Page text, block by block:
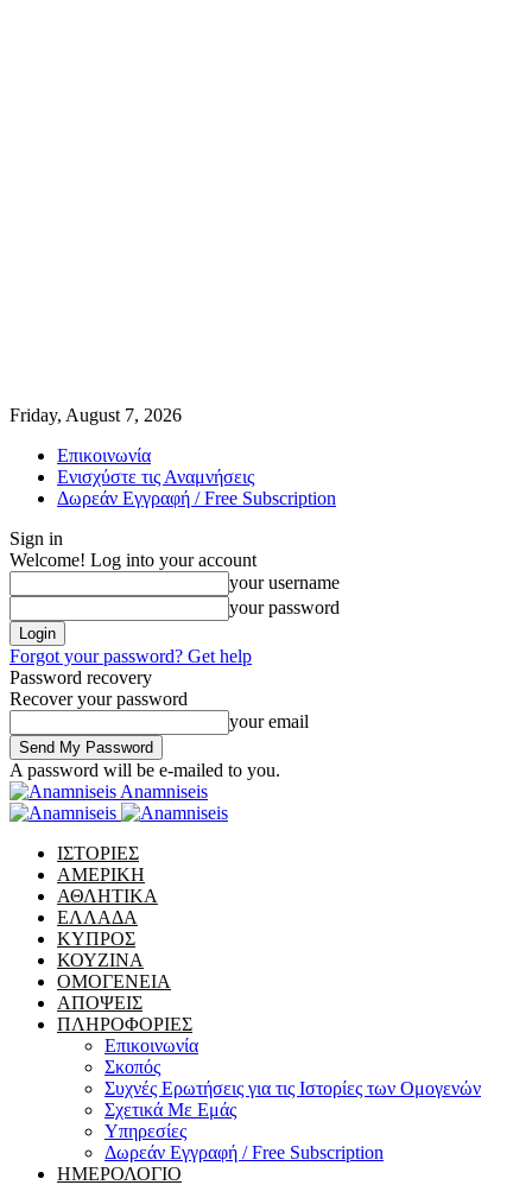
Friday, August 7, 2026
Επικοινωνία
Ενισχύστε τις Αναμνήσεις
Δωρεάν Εγγραφή / Free Subscription
Sign in
Welcome! Log into your account
your username
your password
Forgot your password? Get help
Password recovery
Recover your password
your email
A password will be e-mailed to you.
Anamniseis
ΙΣΤΟΡΙΕΣ
ΑΜΕΡΙΚΗ
ΑΘΛΗΤΙΚΑ
ΕΛΛΑΔΑ
ΚΥΠΡΟΣ
ΚΟΥΖΙΝΑ
ΟΜΟΓΕΝΕΙΑ
ΑΠΟΨΕΙΣ
ΠΛΗΡΟΦΟΡΙΕΣ
Επικοινωνία
Σκοπός
Συχνές Ερωτήσεις για τις Ιστορίες των Ομογενών
Σχετικά Με Εμάς
Υπηρεσίες
Δωρεάν Εγγραφή / Free Subscription
ΗΜΕΡΟΛΟΓΙΟ